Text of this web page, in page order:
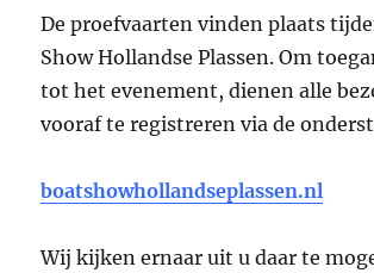
De proefvaarten vinden plaats
Show Hollandse Plassen. Om
tot het evenement, dienen alle
vooraf te registreren via de
boatshowhollandseplassen.nl
Wij kijken ernaar uit u daar te